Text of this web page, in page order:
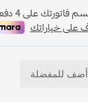
أضف للمفضلة